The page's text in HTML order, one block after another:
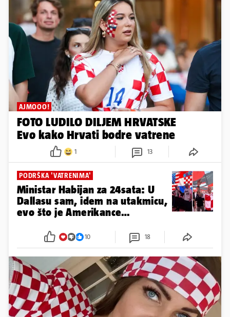
AJMOOO!
FOTO LUDILO DILJEM HRVATSKE
Evo kako Hrvati bodre vatrene
1 13
PODRŠKA 'VATRENIMA'
Ministar Habijan za 24sata: U
Dallasu sam, idem na utakmicu,
evo što je Amerikance
10 18